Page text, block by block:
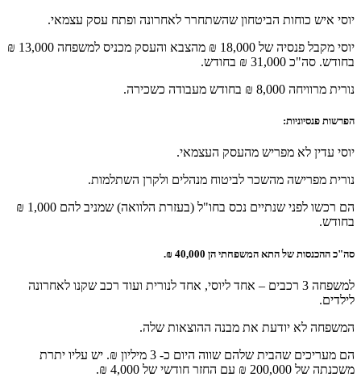
יוסי איש כוחות הביטחון שהשתחרר לאחרונה ופתח עסק עצמאי.
יוסי מקבל פנסיה של 18,000 ₪ מהצבא והעסק מכניס למשפחה 13,000 ₪
בחודש. סה"כ 31,000 ₪ בחודש.
נורית מרוויחה 8,000 ₪ בחודש מעבודה כשכירה.
הפרשות פנסיוניות:
יוסי עדין לא מפריש מהעסק העצמאי.
נורית מפרישה מהשכר לביטוח מנהלים ולקרן השתלמות.
הם רכשו לפני שנתיים נכס בחו"ל (בעזרת הלוואה) שמניב להם 1,000 ₪
בחודש.
סה"כ ההכנסות של התא המשפחתי הן 40,000 ₪.
למשפחה 3 רכבים – אחד ליוסי, אחד לנורית ועוד רכב שקנו לאחרונה
לילדים.
המשפחה לא יודעת את מבנה ההוצאות שלה.
הם מעריכים שהבית שלהם שווה היום כ- 3 מיליון ₪. יש עליו יתרת
משכנתה של 200,000 ₪ עם החזר חודשי של 4,000 ₪.